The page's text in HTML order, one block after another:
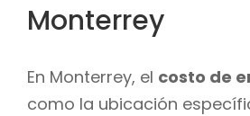
Monterrey
En Monterrey, el costo de
como la ubicación